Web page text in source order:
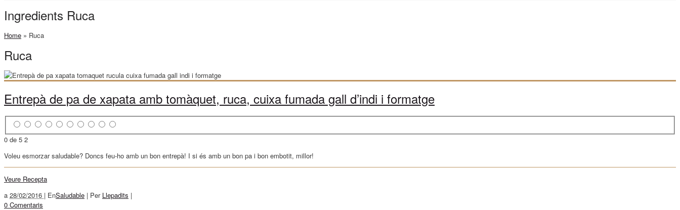
Ingredients Ruca
Home » Ruca
Ruca
Entrepà de pa de xapata amb tomàquet, ruca, cuixa fumada gall d’indi i formatge
0 de 5 2
Voleu esmorzar saludable? Doncs feu-ho amb un bon entrepà! I si és amb un bon pa i bon embotit, millor!
Veure Recepta
a 28/02/2016 | EnSaludable | Per Llepadits |
0 Comentaris